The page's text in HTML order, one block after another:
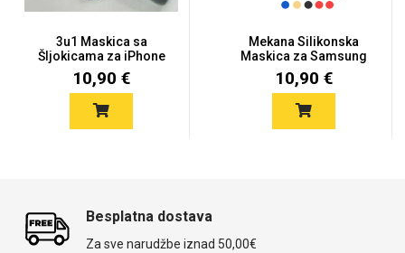
3u1 Maskica sa
Šljokicama za iPhone
11 - Više...
10,90 €
Mekana Silikonska
Maskica za Samsung
Galaxy A0...
10,90 €
Besplatna dostava
Za sve narudžbe iznad 50,00€